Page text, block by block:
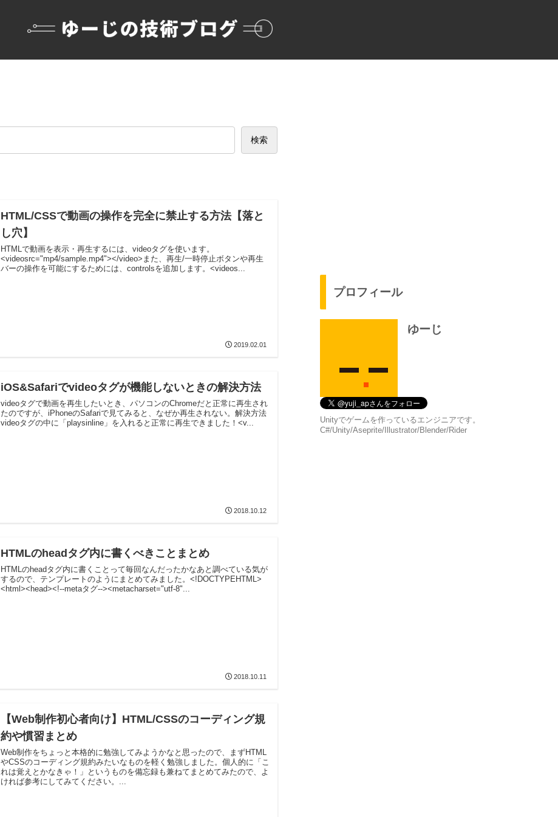
検索
HTML/CSSで動画の操作を完全に禁止する方法【落と
し穴】
HTMLで動画を表示・再生するには、videoタグを使います。
<videosrc="mp4/sample.mp4"></video>また、再生/一時停止ボタンや再生
バーの操作を可能にするためには、controlsを追加します。<videos...
2019.02.01
iOS&Safariでvideoタグが機能しないときの解決方法
videoタグで動画を再生したいとき、パソコンのChromeだと正常に再生され
たのですが、iPhoneのSafariで見てみると、なぜか再生されない。解決方法
videoタグの中に「playsinline」を入れると正常に再生できました！<v...
2018.10.12
HTMLのheadタグ内に書くべきことまとめ
HTMLのheadタグ内に書くことって毎回なんだったかなあと調べている気が
するので、テンプレートのようにまとめてみました。<!DOCTYPEHTML>
<html><head><!--metaタグ--><metacharset="utf-8"...
2018.10.11
【Web制作初心者向け】HTML/CSSのコーディング規
約や慣習まとめ
Web制作をちょっと本格的に勉強してみようかなと思ったので、まずHTML
やCSSのコーディング規約みたいなものを軽く勉強しました。個人的に「こ
れは覚えとかなきゃ！」というものを備忘録も兼ねてまとめてみたので、よ
ければ参考にしてみてください。...
プロフィール
ゆーじ
Unityでゲームを作っているエンジニアです。
C#/Unity/Aseprite/Illustrator/Blender/Rider